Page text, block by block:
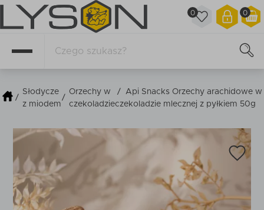
0
0
/
Słodycze
z miodem
/
Orzechy w
czekoladzie
/ Api Snacks Orzechy arachidowe w
czekoladzie mlecznej z pyłkiem 50g